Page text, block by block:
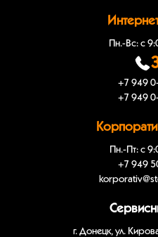
Пн.-Вс: с
+7 949
+7 949
Пн.-Пт: с
+7 949
г. Донецк, ул.